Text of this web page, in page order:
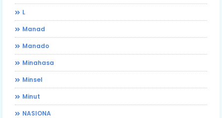
L
Manad
Manado
Minahasa
Minsel
Minut
NASIONA